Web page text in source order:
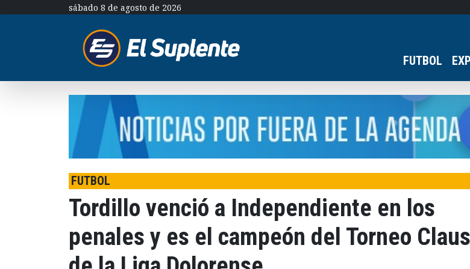
sábado 8 de agosto de 2026
FUTBOL
FUTBOL
Tordillo venció a Independiente en los
penales y es el campeón del Torneo